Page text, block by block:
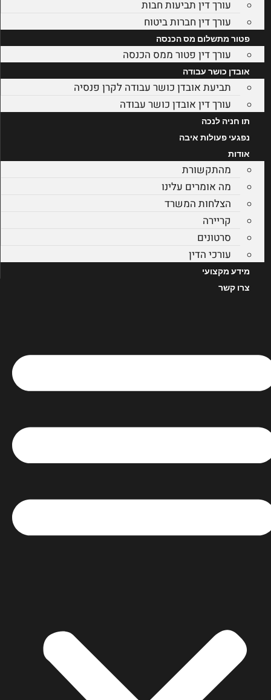
עורך דין תביעות חבות
עורך דין חברות ביטוח
פטור מתשלום מס הכנסה
עורך דין פטור ממס הכנסה
אובדן כושר עבודה
תביעת אובדן כושר עבודה לקרן פנסיה
עורך דין אובדן כושר עבודה
תו חניה לנכה
נפגעי פעולות איבה
אודות
מהתקשורת
מה אומרים עלינו
הצלחות המשרד
קריירה
סרטונים
עורכי הדין
מידע מקצועי
צרו קשר